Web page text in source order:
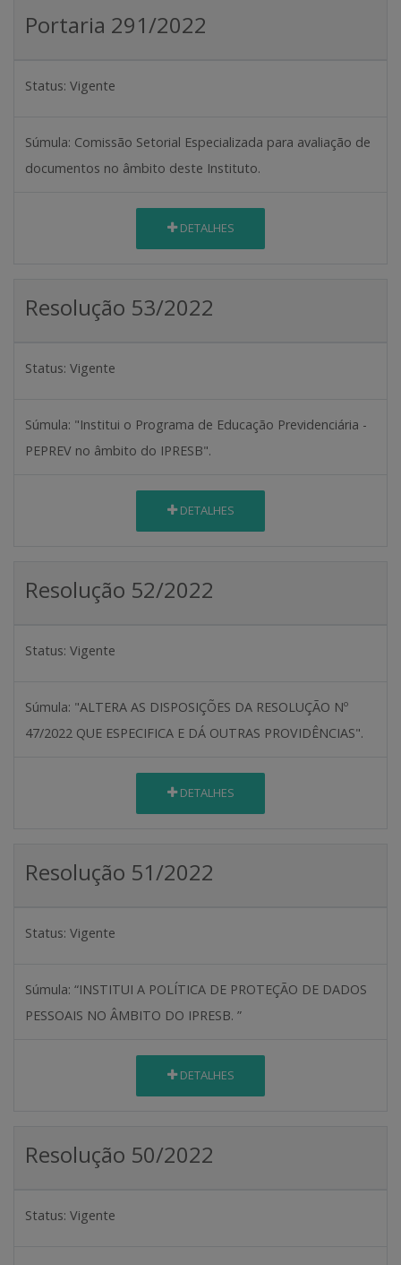
Portaria 291/2022
Status: Vigente
Súmula: Comissão Setorial Especializada para avaliação de
documentos no âmbito deste Instituto.
DETALHES
Resolução 53/2022
Status: Vigente
Súmula: "Institui o Programa de Educação Previdenciária -
PEPREV no âmbito do IPRESB".
DETALHES
Resolução 52/2022
Status: Vigente
Súmula: "ALTERA AS DISPOSIÇÕES DA RESOLUÇÃO Nº
47/2022 QUE ESPECIFICA E DÁ OUTRAS PROVIDÊNCIAS".
DETALHES
Resolução 51/2022
Status: Vigente
Súmula: “INSTITUI A POLÍTICA DE PROTEÇÃO DE DADOS
PESSOAIS NO ÂMBITO DO IPRESB. ”
DETALHES
Resolução 50/2022
Status: Vigente